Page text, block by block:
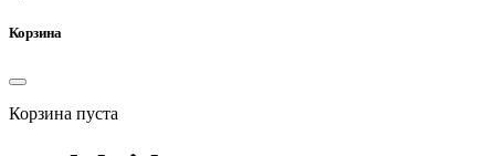
Корзина
Корзина пуста